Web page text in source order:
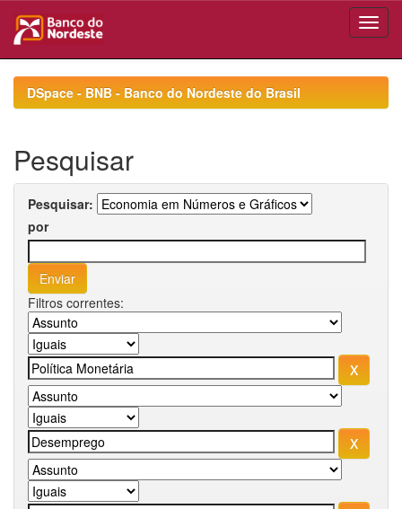
navigationDSpace - BNB - Banco do Nordeste do Brasil
Pesquisar
Pesquisar:
por
Filtros correntes: